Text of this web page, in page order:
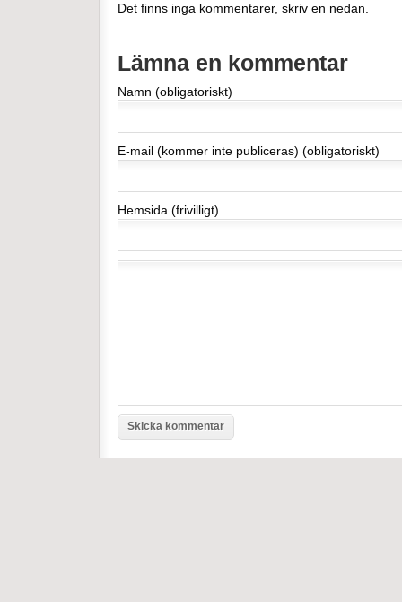
Det finns inga kommentarer, skriv en nedan.
Lämna en kommentar
Namn (obligatoriskt)
E-mail (kommer inte publiceras) (obligatoriskt)
Hemsida (frivilligt)